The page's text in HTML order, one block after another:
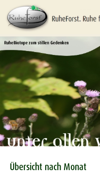
Übersicht nach Monat